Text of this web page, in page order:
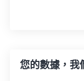
您的數據，我